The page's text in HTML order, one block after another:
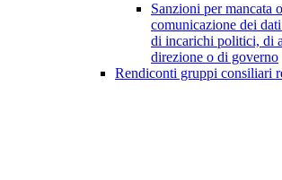
Sanzioni per mancata
comunicazione dei
di incarichi politici, di
direzione o di governo
Rendiconti gruppi consiliari